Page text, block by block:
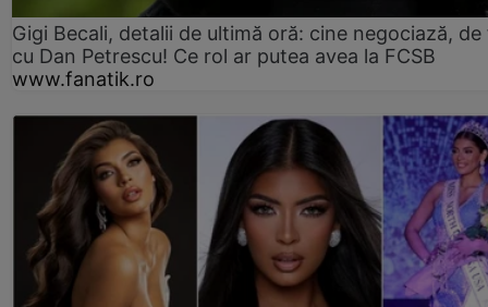
Gigi Becali, detalii de ultimă oră: cine negociază,
cu Dan Petrescu! Ce rol ar putea avea la FCSB
www.fanatik.ro